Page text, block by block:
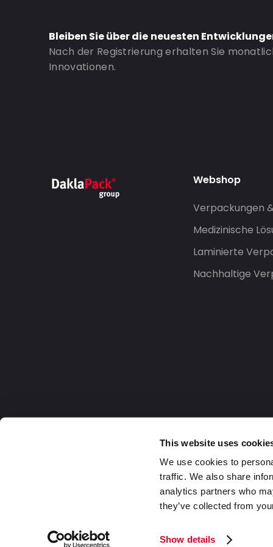
This website uses
We use cookies to
traffic. We also share
analytics partners who
they’ve collected from
Show details
Bleiben Sie über die neuesten
Nach der Registrierung erhalten Sie
Innovationen.
Webshop
Verpackungen
Medizinische
Laminierte
Nachhaltige
2026 DaklaPack Group. Alle Rechte